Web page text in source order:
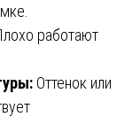
работают
Оттенок или